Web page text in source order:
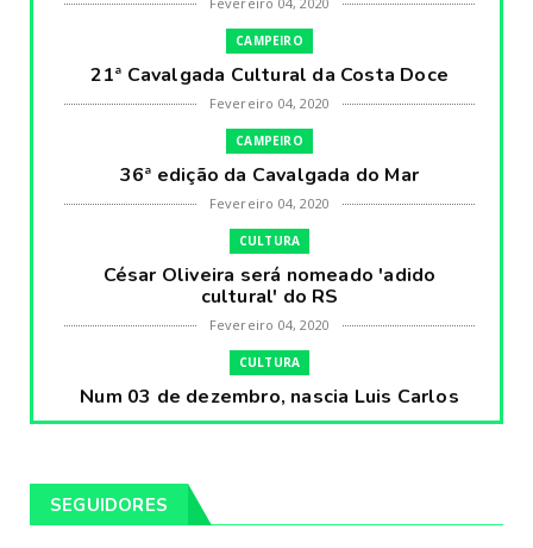
CAMPEIRO
21ª Cavalgada Cultural da Costa Doce
Fevereiro 04, 2020
CAMPEIRO
36ª edição da Cavalgada do Mar
Fevereiro 04, 2020
CULTURA
César Oliveira será nomeado 'adido
cultural' do RS
Fevereiro 04, 2020
CULTURA
Num 03 de dezembro, nascia Luis Carlos
Prestes, o Cavaleiro ...
Pintores da Temática Gauchesca - parte
SEGUIDORES